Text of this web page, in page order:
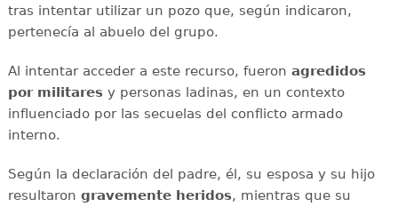
tras intentar utilizar un pozo que, según indicaron,
pertenecía al abuelo del grupo.
Al intentar acceder a este recurso, fueron agredidos
por militaresy personas ladinas, en un contexto
influenciado por las secuelas del conflicto armado
interno.
Según la declaración del padre, él, su esposa y su hijo
resultaron gravemente heridos, mientras que su